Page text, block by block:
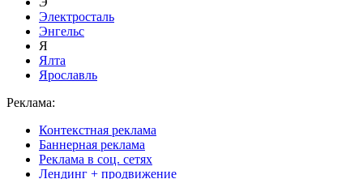
Электросталь
Энгельс
Я
Ялта
Ярославль
Реклама:
Контекстная реклама
Баннерная реклама
Реклама в соц. сетях
Лендинг + продвижение